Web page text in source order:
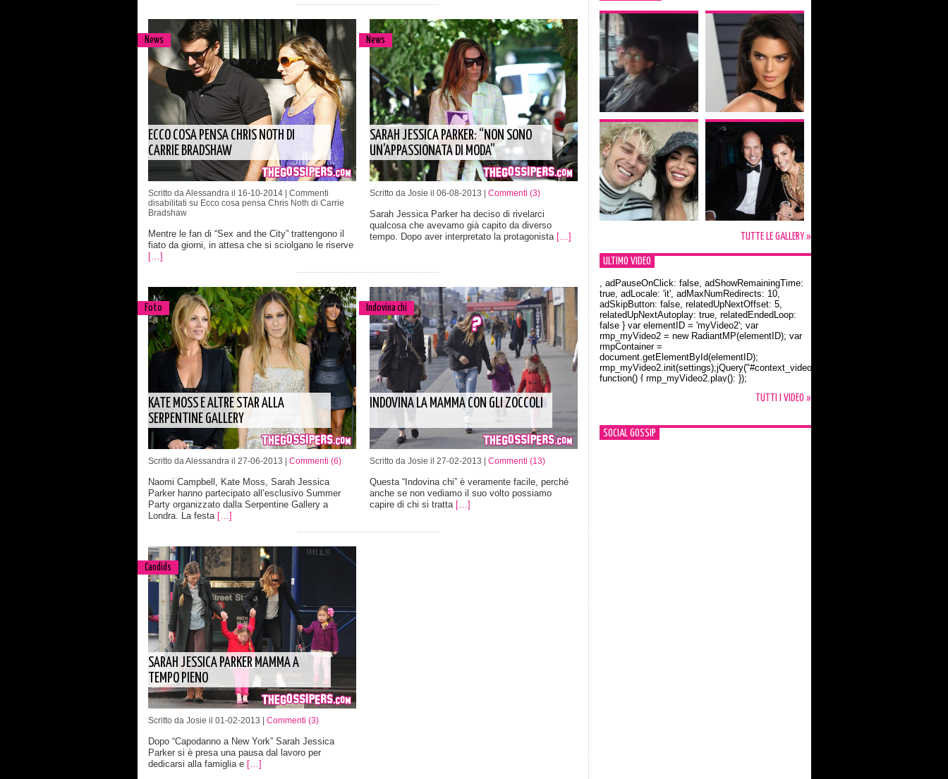
News
ECCO COSA PENSA CHRIS NOTH DI
CARRIE BRADSHAW
Scritto da Alessandra il 16-10-2014 | Commenti
disabilitati su Ecco cosa pensa Chris Noth di Carrie
Bradshaw
Mentre le fan di “Sex and the City” trattengono il
fiato da giorni, in attesa che si sciolgano le riserve
[…]
News
SARAH JESSICA PARKER: “NON SONO
UN’APPASSIONATA DI MODA”
Scritto da Josie il 06-08-2013 | Commenti (3)
Sarah Jessica Parker ha deciso di rivelarci
qualcosa che avevamo già capito da diverso
tempo. Dopo aver interpretato la protagonista […]
Foto
KATE MOSS E ALTRE STAR ALLA
SERPENTINE GALLERY
Scritto da Alessandra il 27-06-2013 | Commenti (6)
Naomi Campbell, Kate Moss, Sarah Jessica
Parker hanno partecipato all’esclusivo Summer
Party organizzato dalla Serpentine Gallery a
Londra. La festa […]
Indovina chi
INDOVINA LA MAMMA CON GLI ZOCCOLI
Scritto da Josie il 27-02-2013 | Commenti (13)
Questa “Indovina chi” è veramente facile, perché
anche se non vediamo il suo volto possiamo
capire di chi si tratta […]
Candids
SARAH JESSICA PARKER MAMMA A
TEMPO PIENO
Scritto da Josie il 01-02-2013 | Commenti (3)
Dopo “Capodanno a New York” Sarah Jessica
Parker si è presa una pausa dal lavoro per
dedicarsi alla famiglia e […]
TUTTE LE GALLERY »
ULTIMO VIDEO
Orlando Bloom e la t-shirt dedicata a Flynn
, adPauseOnClick: false, adShowRemainingTime:
true, adLocale: 'it', adMaxNumRedirects: 10,
adSkipButton: false, relatedUpNextOffset: 5,
relatedUpNextAutoplay: true, relatedEndedLoop:
false } var elementID = 'myVideo2'; var
rmp_myVideo2 = new RadiantMP(elementID); var
rmpContainer =
document.getElementById(elementID);
rmp_myVideo2.init(settings);jQuery("#context_video2").one("mouseover",
function() { rmp_myVideo2.play(); });
TUTTI I VIDEO »
SOCIAL GOSSIP